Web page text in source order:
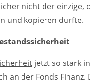
nicht der einzige,
und kopieren durfte.
jetzt so stark
an der Fonds Finanz.